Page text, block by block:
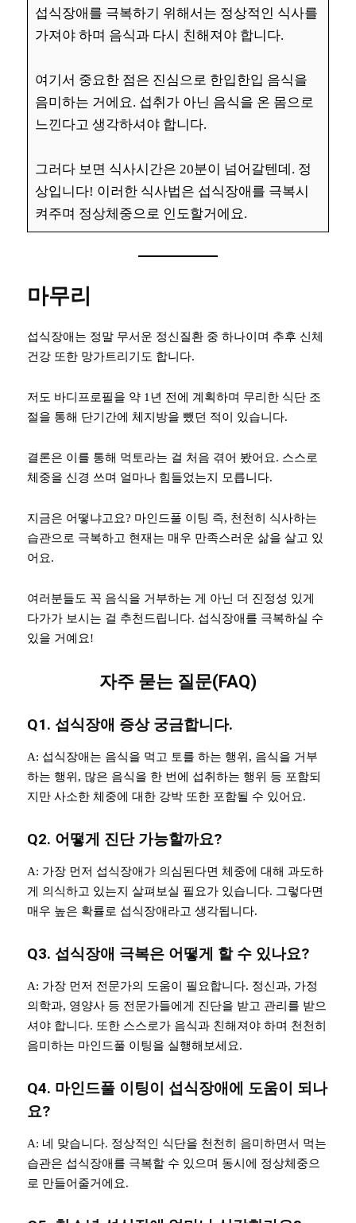
섭식장애를 극복하기 위해서는 정상적인 식사를
가져야 하며 음식과 다시 친해져야 합니다.
여기서 중요한 점은 진심으로 한입한입 음식을
음미하는 거에요. 섭취가 아닌 음식을 온 몸으로
느낀다고 생각하셔야 합니다.
그러다 보면 식사시간은 20분이 넘어갈텐데. 정
상입니다! 이러한 식사법은 섭식장애를 극복시
켜주며 정상체중으로 인도할거에요.
마무리
섭식장애는 정말 무서운 정신질환 중 하나이며 추후 신체
건강 또한 망가트리기도 합니다.
저도 바디프로필을 약 1년 전에 계획하며 무리한 식단 조
절을 통해 단기간에 체지방을 뺐던 적이 있습니다.
결론은 이를 통해 먹토라는 걸 처음 겪어 봤어요. 스스로
체중을 신경 쓰며 얼마나 힘들었는지 모릅니다.
지금은 어떻냐고요? 마인드풀 이팅 즉, 천천히 식사하는
습관으로 극복하고 현재는 매우 만족스러운 삶을 살고 있
어요.
여러분들도 꼭 음식을 거부하는 게 아닌 더 진정성 있게
다가가 보시는 걸 추천드립니다. 섭식장애를 극복하실 수
있을 거예요!
자주 묻는 질문(FAQ)
Q1. 섭식장애 증상 궁금합니다.
A: 섭식장애는 음식을 먹고 토를 하는 행위, 음식을 거부
하는 행위, 많은 음식을 한 번에 섭취하는 행위 등 포함되
지만 사소한 체중에 대한 강박 또한 포함될 수 있어요.
Q2. 어떻게 진단 가능할까요?
A: 가장 먼저 섭식장애가 의심된다면 체중에 대해 과도하
게 의식하고 있는지 살펴보실 필요가 있습니다. 그렇다면
매우 높은 확률로 섭식장애라고 생각됩니다.
Q3. 섭식장애 극복은 어떻게 할 수 있나요?
A: 가장 먼저 전문가의 도움이 필요합니다. 정신과, 가정
의학과, 영양사 등 전문가들에게 진단을 받고 관리를 받으
셔야 합니다. 또한 스스로가 음식과 친해져야 하며 천천히
음미하는 마인드풀 이팅을 실행해보세요.
Q4. 마인드풀 이팅이 섭식장애에 도움이 되나
요?
A: 네 맞습니다. 정상적인 식단을 천천히 음미하면서 먹는
습관은 섭식장애를 극복할 수 있으며 동시에 정상체중으
로 만들어줄거에요.